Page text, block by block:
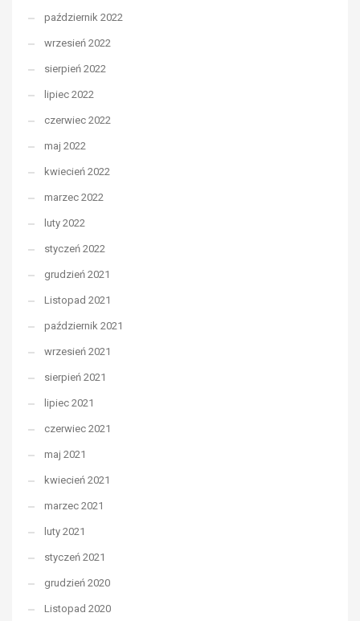
październik 2022
wrzesień 2022
sierpień 2022
lipiec 2022
czerwiec 2022
maj 2022
kwiecień 2022
marzec 2022
luty 2022
styczeń 2022
grudzień 2021
Listopad 2021
październik 2021
wrzesień 2021
sierpień 2021
lipiec 2021
czerwiec 2021
maj 2021
kwiecień 2021
marzec 2021
luty 2021
styczeń 2021
grudzień 2020
Listopad 2020